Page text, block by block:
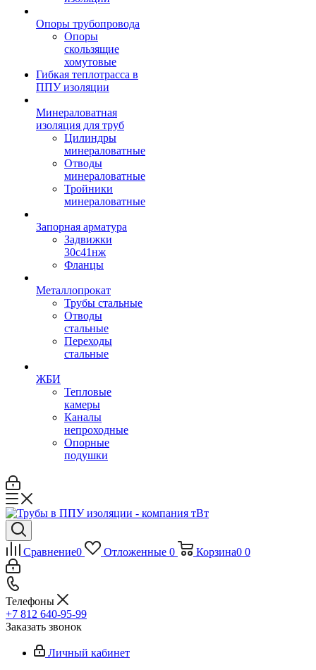
Опоры трубопровода
Опоры
скользящие
хомутовые
Гибкая теплотрасса в
ППУ изоляции
Минераловатная
изоляция для труб
Цилиндры
минераловатные
Отводы
минераловатные
Тройники
минераловатные
Запорная арматура
Задвижки
30с41нж
Фланцы
Металлопрокат
Трубы стальные
Отводы
стальные
Переходы
стальные
ЖБИ
Тепловые
камеры
Каналы
непроходные
Опорные
подушки
Сравнение0 Отложенные 0 Корзина0 0
Телефоны
+7 812 640-95-99
Заказать звонок
Личный кабинет